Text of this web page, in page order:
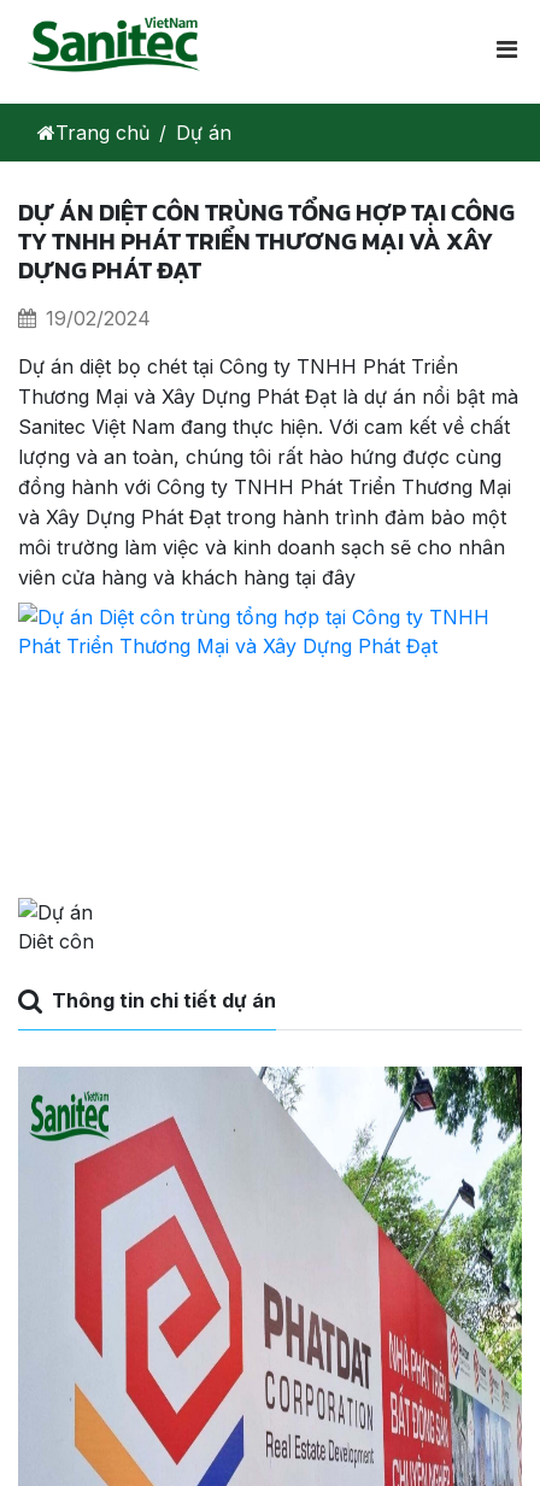
Trang chủ Dự án
DỰ ÁN DIỆT CÔN TRÙNG TỔNG HỢP TẠI CÔNG
TY TNHH PHÁT TRIỂN THƯƠNG MẠI VÀ XÂY
DỰNG PHÁT ĐẠT
19/02/2024
Dự án diệt bọ chét tại Công ty TNHH Phát Triển
Thương Mại và Xây Dựng Phát Đạt là dự án nổi bật mà
Sanitec Việt Nam đang thực hiện. Với cam kết về chất
lượng và an toàn, chúng tôi rất hào hứng được cùng
đồng hành với Công ty TNHH Phát Triển Thương Mại
và Xây Dựng Phát Đạt trong hành trình đảm bảo một
môi trường làm việc và kinh doanh sạch sẽ cho nhân
viên cửa hàng và khách hàng tại đây
Thông tin chi tiết dự án